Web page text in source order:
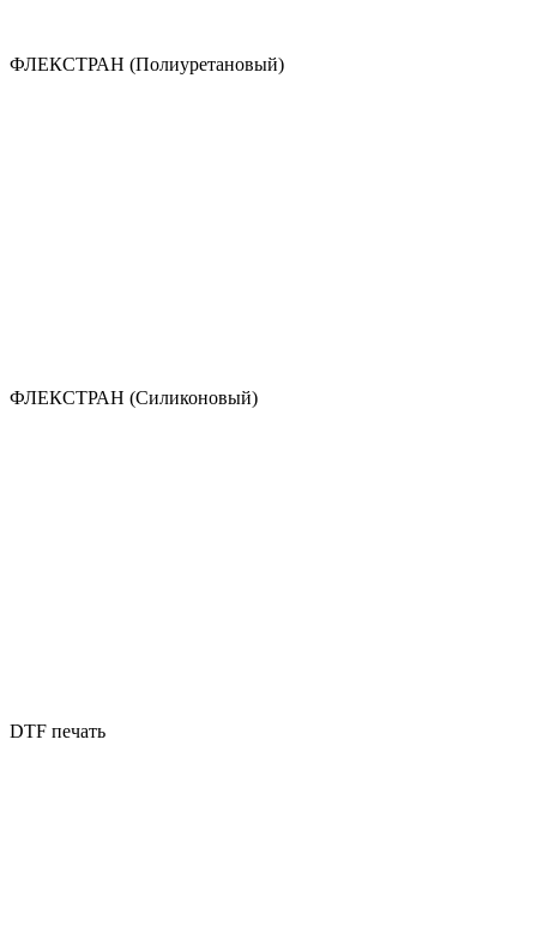
ФЛЕКСТРАН (Полиуретановый)
ФЛЕКСТРАН (Силиконовый)
DTF печать